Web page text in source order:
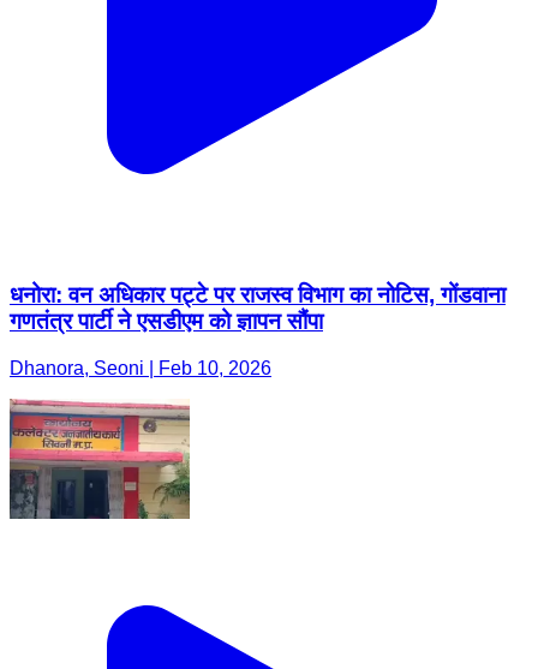
धनोरा: वन अधिकार पट्टे पर राजस्व विभाग का नोटिस, गोंडवाना
गणतंत्र पार्टी ने एसडीएम को ज्ञापन सौंपा
Dhanora, Seoni | Feb 10, 2026